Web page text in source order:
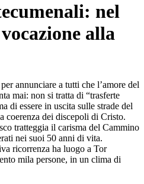
nel
alla
annunciare a tutti che l’amore del
mai: non si tratta di “trasferte
di essere in uscita sulle strade del
coerenza dei discepoli di Cristo.
tratteggia il carisma del Cammino
nei suoi 50 anni di vita.
ricorrenza ha luogo a Tor
mila persone, in un clima di